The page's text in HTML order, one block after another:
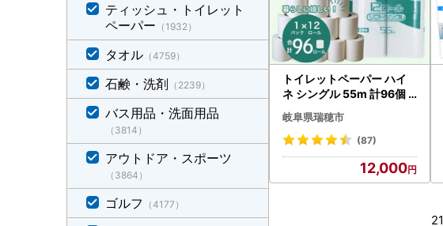
トイレットペーパー ハイ
ネ シングル 55m 計96個
トイレット
岐阜県瑞穂市
(87)
12,000
21
ティッシュ・トイレット
ペーパー （1932）
タオル （4759）
石鹸・洗剤 （2239）
バス用品・洗面用品
（3814）
アウトドア・スポーツ
（3864）
ゴルフ （4177）